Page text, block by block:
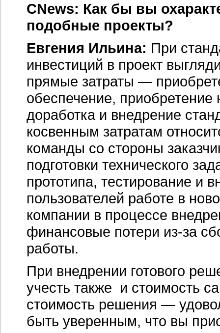
CNews: Как бы вы
подобные проекты?
Евгения Ильина: При
инвестиций в проект
прямые затраты —
обеспечение,
доработка и внедрение
косвенным затратам
команды со стороны
подготовки технического
прототипа, тестирование и
пользователей работе в
компании в процессе
финансовые потери из-за
работы.
При внедрении готового
учесть также и стоимость
стоимость решения —
быть уверенным, что вы